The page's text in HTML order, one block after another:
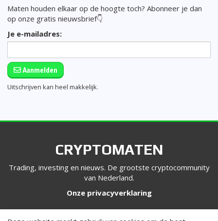
Maten houden elkaar op de hoogte toch? Abonneer je dan
op onze gratis nieuwsbrief👇
Je e-mailadres:
Aanmelden
Uitschrijven kan heel makkelijk.
CRYPTOMATEN
Trading, investing en nieuws. De grootste cryptocommunity
van Nederland.
Onze privacyverklaring
VOLG ONS